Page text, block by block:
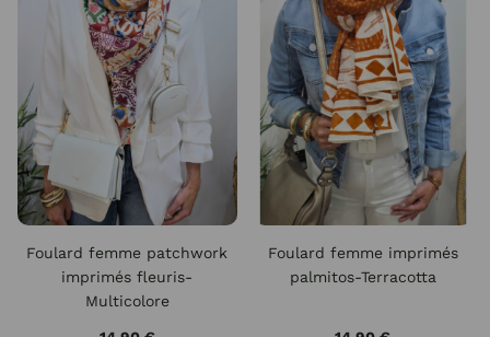
Foulard femme patchwork
imprimés fleuris-
Multicolore
Foulard femme imprimés
palmitos-Terracotta